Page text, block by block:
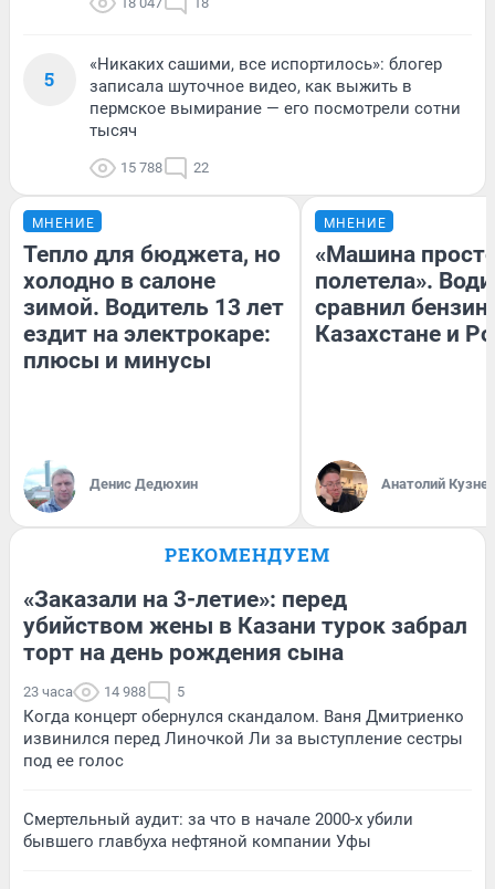
5
«Никаких сашими, все испортилось»: блогер
записала шуточное видео, как выжить в
пермское вымирание — его посмотрели сотни
тысяч
15 788 22
МНЕНИЕ
Тепло для бюджета, но
холодно в салоне
зимой. Водитель 13 лет
ездит на электрокаре:
плюсы и минусы
Денис Дедюхин
МНЕНИЕ
«Машина
полетела».
сравнил бензин
Казахстане и
Анатолий
РЕКОМЕНДУЕМ
«Заказали на 3-летие»: перед
убийством жены в Казани турок забрал
торт на день рождения сына
23 часа 14 988 5
Когда концерт обернулся скандалом. Ваня Дмитриенко
извинился перед Линочкой Ли за выступление сестры
под ее голос
Смертельный аудит: за что в начале 2000-х убили
бывшего главбуха нефтяной компании Уфы